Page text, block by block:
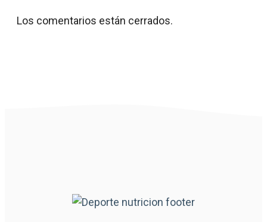
Los comentarios están cerrados.